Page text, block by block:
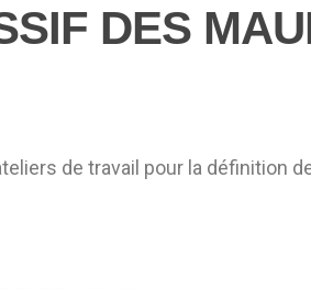
DES
de travail pour la définition